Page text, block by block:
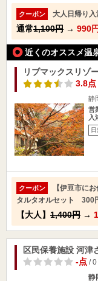
クーポン 大人日帰り
通常1,100円 → 990
近くのオススメ温
リブマックスリゾ
3.8点
静
営
入
日
クーポン
【伊豆市に
タルタオルセット 300
【大人】 1,400円 →
区民保養施設 河津
-点/ 0
静